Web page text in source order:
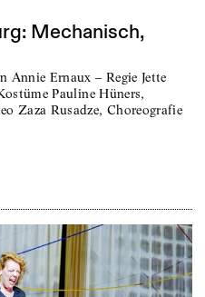
Mechanisch,
Annie Ernaux – Regie Jette
Pauline Hüners,
Zaza Rusadze, Choreografie